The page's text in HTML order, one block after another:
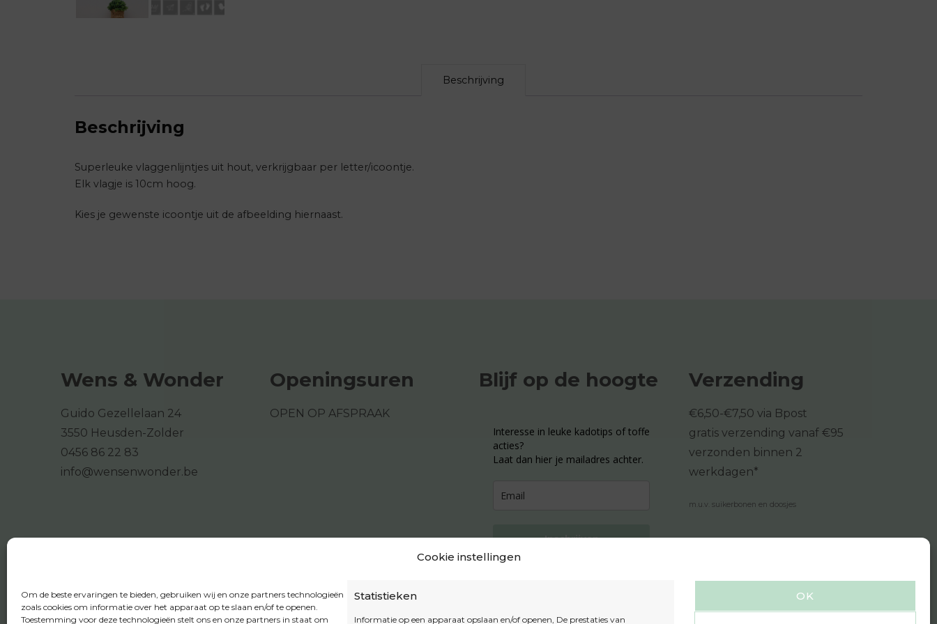
Cookie instellingen
Om de beste ervaringen te bieden, gebruiken wij en onze partners technologieën
zoals cookies om informatie over het apparaat op te slaan en/of te openen.
Toestemming voor deze technologieën stelt ons en onze partners in staat om
Statistieken
Informatie op een apparaat opslaan en/of openen, De prestaties van
OK
Beschrijving
Beschrijving
Superleuke vlaggenlijntjes uit hout, verkrijgbaar per letter/icoontje.
Elk vlagje is 10cm hoog.
Kies je gewenste icoontje uit de afbeelding hiernaast.
Wens & Wonder
Guido Gezellelaan 24
3550 Heusden-Zolder
0456 86 22 83
info@wensenwonder.be
Openingsuren
OPEN OP AFSPRAAK
Blijf op de hoogte
Interesse in leuke kadotips of toffe
acties?
Laat dan hier je mailadres achter.
Inschrijven
Verzending
€6,50-€7,50 via Bpost
gratis verzending vanaf €95
verzonden binnen 2
werkdagen*
m.u.v. suikerbonen en doosjes